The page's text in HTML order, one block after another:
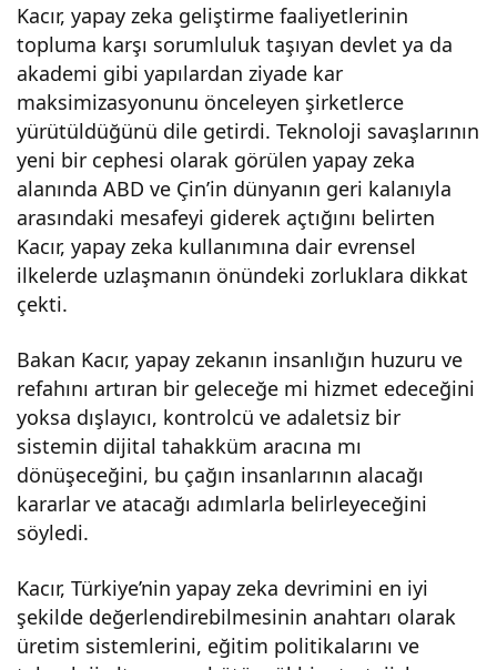
Kacır, yapay zeka geliştirme faaliyetlerinin
topluma karşı sorumluluk taşıyan devlet ya da
akademi gibi yapılardan ziyade kar
maksimizasyonunu önceleyen şirketlerce
yürütüldüğünü dile getirdi. Teknoloji savaşlarının
yeni bir cephesi olarak görülen yapay zeka
alanında ABD ve Çin’in dünyanın geri kalanıyla
arasındaki mesafeyi giderek açtığını belirten
Kacır, yapay zeka kullanımına dair evrensel
ilkelerde uzlaşmanın önündeki zorluklara dikkat
çekti.
Bakan Kacır, yapay zekanın insanlığın huzuru ve
refahını artıran bir geleceğe mi hizmet edeceğini
yoksa dışlayıcı, kontrolcü ve adaletsiz bir
sistemin dijital tahakküm aracına mı
dönüşeceğini, bu çağın insanlarının alacağı
kararlar ve atacağı adımlarla belirleyeceğini
söyledi.
Kacır, Türkiye’nin yapay zeka devrimini en iyi
şekilde değerlendirebilmesinin anahtarı olarak
üretim sistemlerini, eğitim politikalarını ve
tekn
oloji
alan
ında
ki
güc
ünü
artır
ğız!